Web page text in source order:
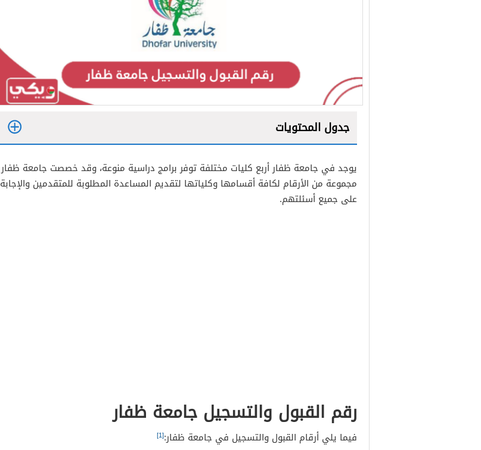
جدول المحتويات
2
3
يوجد في جامعة ظفار أربع كليات مختلفة توفر برامج دراسية منوعة، وقد خصصت جامعة ظفار
مجموعة من الأرقام لكافة أقسامها وكلياتها لتقديم المساعدة المطلوبة للمتقدمين والإجابة
على جميع أسئلتهم.
رقم القبول والتسجيل جامعة ظفار
فيما يلي أرقام القبول والتسجيل في جامعة ظفار:[1]